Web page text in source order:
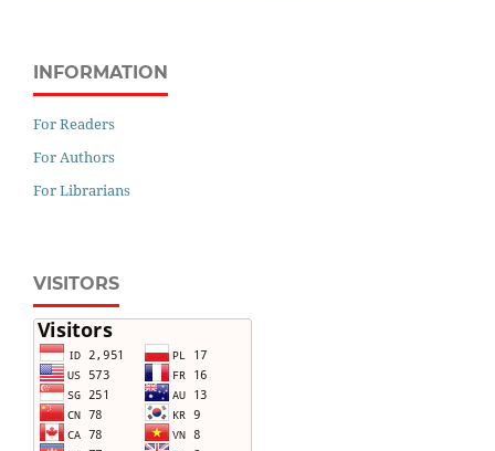
INFORMATION
For Readers
For Authors
For Librarians
VISITORS